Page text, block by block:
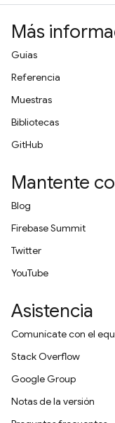
Más
Guías
Referencia
Muestras
Bibliotecas
GitHub
Mantente
Blog
Firebase Summit
Twitter
YouTube
Asistencia
Comunícate con el
Stack Overflow
Google Group
Notas de la versión